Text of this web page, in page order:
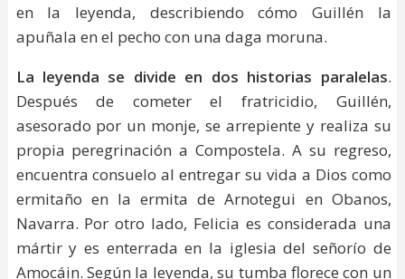
en la leyenda, describiendo cómo Guillén la
apuñala en el pecho con una daga moruna.
La leyenda se divide en dos historias paralelas.
Después de cometer el fratricidio, Guillén,
asesorado por un monje, se arrepiente y realiza su
propia peregrinación a Compostela. A su regreso,
encuentra consuelo al entregar su vida a Dios como
ermitaño en la ermita de Arnotegui en Obanos,
Navarra. Por otro lado, Felicia es considerada una
mártir y es enterrada en la iglesia del señorío de
Amocáin. Según la leyenda, su tumba florece con un